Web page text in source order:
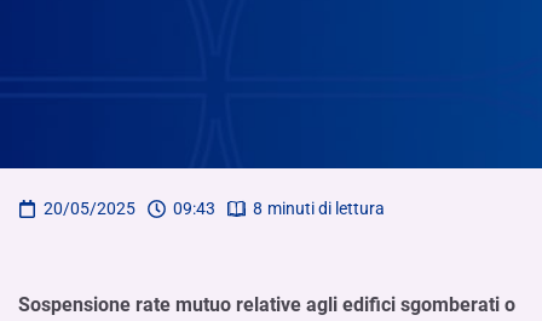
20/05/2025 09:43 8 minuti di lettura
Sospensione rate mutuo relative agli edifici sgomberati o